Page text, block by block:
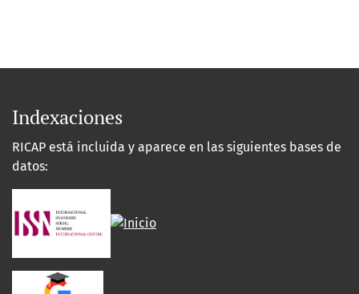
Indexaciones
RICAP está incluida y aparece en las siguientes bases de
datos: